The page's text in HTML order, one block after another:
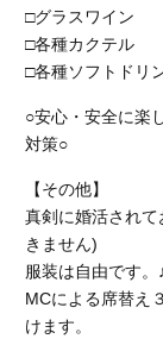
□グラスワイン
□各種カクテル
□各種ソフトドリ
○安心・安全に楽
対策○
【その他】
真剣に婚活され
きません)
服装は自由です
MCによる席替え
けます。